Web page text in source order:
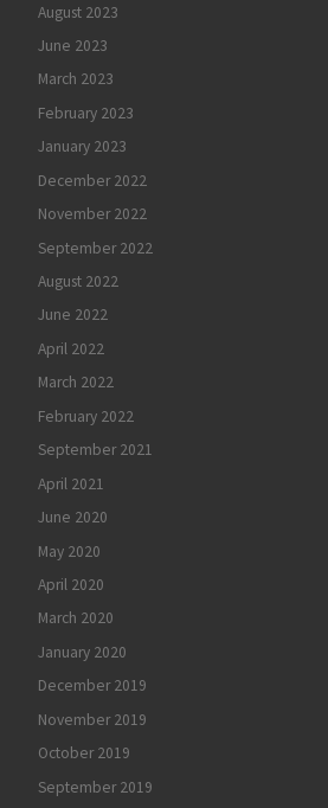
August 2023
June 2023
March 2023
February 2023
January 2023
December 2022
November 2022
September 2022
August 2022
June 2022
April 2022
March 2022
February 2022
September 2021
April 2021
June 2020
May 2020
April 2020
March 2020
January 2020
December 2019
November 2019
October 2019
September 2019